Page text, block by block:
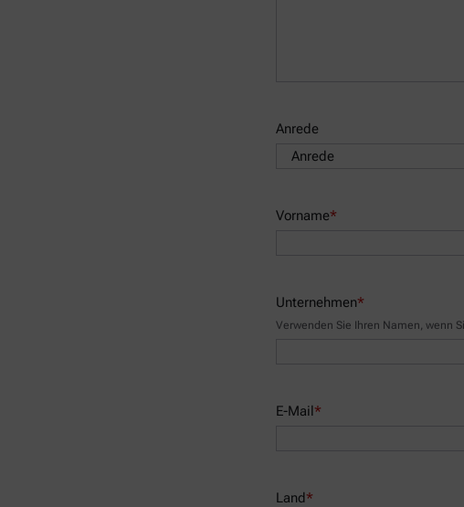
Anrede
Vorname*
Unternehmen*
Verwenden Sie Ihren Namen, wenn
E-Mail *
Land*